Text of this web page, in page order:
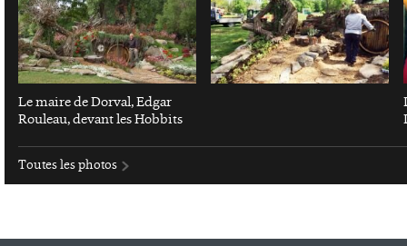
Le maire de Dorval, Edgar
Rouleau, devant les Hobbits
Toutes les photos